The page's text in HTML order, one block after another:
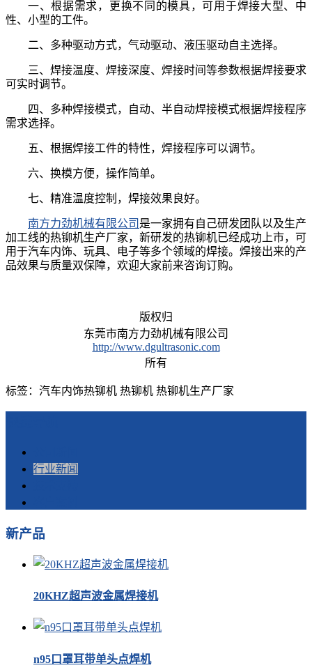
一、根据需求，更换不同的模具，可用于焊接大型、中
性、小型的工件。
二、 多种驱动方式，气动驱动、液压驱动自主选择。
三、 焊接温度、焊接深度、焊接时间等参数根据焊接要求
可实时调节。
四、 多种焊接模式，自动、半自动焊接模式根据焊接程序
需求选择。
五、 根据焊接工件的特性，焊接程序可以调节。
六、 换模方便，操作简单。
七、 精准温度控制，焊接效果良好。
南方力劲机械有限公司 是一家拥有自己研发团队以及生产
加工线的热铆机生产厂家，新研发的热铆机已经成功上市，可
用于汽车内饰、玩具、电子等多个领域的焊接。焊接出来的产
品效果与质量双保障，欢迎大家前来咨询订购。
版权归
东莞市南方力劲机械有限公司
http://www.dgultrasonic.com
所有
标签：汽车内饰热铆机 热铆机 热铆机生产厂家
行业新闻
新产品
20KHZ超声波金属焊接机
n95口罩耳带单头点焊机